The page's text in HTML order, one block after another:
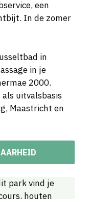
een
In de zomer
in
in je
2000.
uitvalsbasis
Maastricht en
park vind je
houten